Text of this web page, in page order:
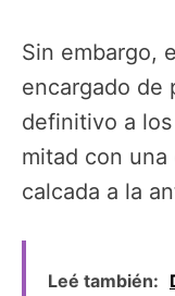
Sin embargo,
encargado de
definitivo a
mitad con
calcada a la
Leé también: